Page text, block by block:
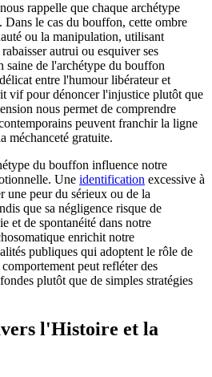
rappelle que chaque archétype
. Dans le cas du bouffon, cette ombre
ou la manipulation, utilisant
autrui ou esquiver ses
saine de l'archétype du bouffon
entre l'humour libérateur et
vif pour dénoncer l'injustice plutôt que
nous permet de comprendre
peuvent franchir la ligne
méchanceté gratuite.
du bouffon influence notre
Une identification excessive à
une peur du sérieux ou de la
que sa négligence risque de
et de spontanéité dans notre
enrichit notre
publiques qui adoptent le rôle de
peut refléter des
plutôt que de simples stratégies
l'Histoire et la